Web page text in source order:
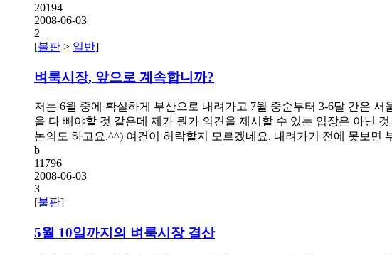
20194
2008-06-03
2
[불판 > 일반]
벼룩시장, 앞으로 계속합니까?
저는 6월 중에 확실하게 부산으로 내려가고 7월 중순부터 3-6달 간은
을 다 빼야할 것 같은데 제가 뭔가 의견을 제시할 수 있는 입장은 아닌
논의도 하고요.^^) 여건이 허락할지 모르겠네요. 내려가기 전에 못보면
b
11796
2008-06-03
3
[불판]
5월 10일까지의 벼룩시장결산